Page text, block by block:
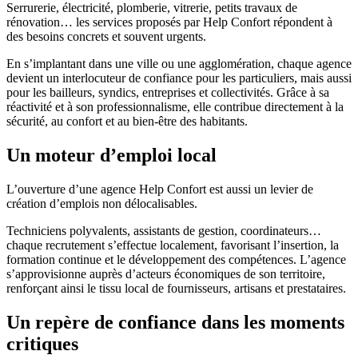
Serrurerie, électricité, plomberie, vitrerie, petits travaux de
rénovation… les services proposés par Help Confort répondent à
des besoins concrets et souvent urgents.
En s’implantant dans une ville ou une agglomération, chaque agence
devient un interlocuteur de confiance pour les particuliers, mais aussi
pour les bailleurs, syndics, entreprises et collectivités. Grâce à sa
réactivité et à son professionnalisme, elle contribue directement à la
sécurité, au confort et au bien-être des habitants.
Un moteur d’emploi local
L’ouverture d’une agence Help Confort est aussi un levier de
création d’emplois non délocalisables.
Techniciens polyvalents, assistants de gestion, coordinateurs…
chaque recrutement s’effectue localement, favorisant l’insertion, la
formation continue et le développement des compétences. L’agence
s’approvisionne auprès d’acteurs économiques de son territoire,
renforçant ainsi le tissu local de fournisseurs, artisans et prestataires.
Un repère de confiance dans les moments
critiques